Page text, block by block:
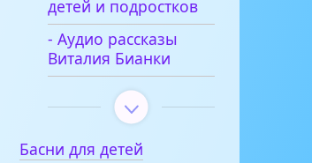
детей и подростков
- Аудио рассказы
Виталия Бианки
Басни для детей